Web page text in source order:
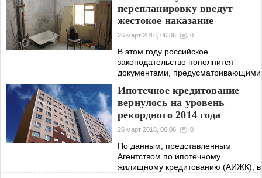
перепланировку введут
жестокое наказание
26 март 2018, 06:06 0
В этом году российское
законодательство пополнится
документами, предусматривающими
несанкционированную
перепланировку.
Ипотечное кредитование
вернулось на уровень
рекордного 2014 года
26 март 2018, 06:06 0
По данным, представленным
Агентством по ипотечному
жилищному кредитованию (АИЖК), в